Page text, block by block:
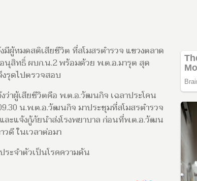
ผู้หมดสติเสียชีวิต ที่สโมสรตำรวจ แขวงตลาด
นุสิทธิ์ ผบก.น.2 พร้อมด้วย พ.ต.อ.มารุต สุด
รุดไปตรวจสอบ
ว่าผู้เสียชีวิตคือ พ.ต.อ.วัฒนกิจ เฉลาประโคน
น.พ.ต.อ.วัฒนกิจ มาประชุมที่สโมสรตำรวจ
ะแจ้งกู้ภัยนำส่งโรงพยาบาล ก่อนที่พ.ต.อ.วัฒน
ดี ในเวลาต่อมา
ะจำตัวเป็นโรคความดัน